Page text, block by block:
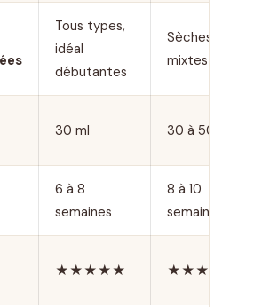
Tous types,
idéal
débutantes
Sèches à
mixtes
30 ml 30 à 50 ml
6 à 8
semaines
8 à 10
semaines
★★★★★ ★★★★☆